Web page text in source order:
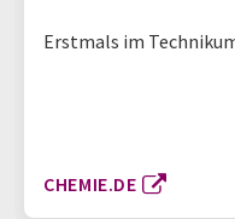
Erstmals im
CHEMIE.DE